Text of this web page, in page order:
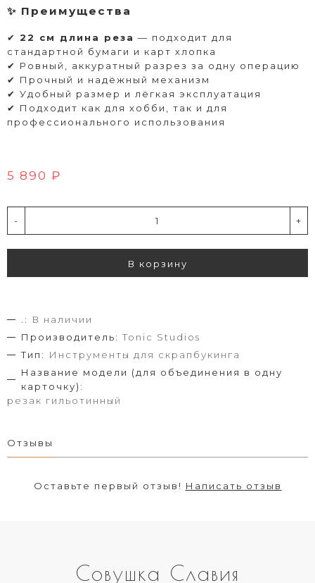
✨ Преимущества
✔ 22 см длина реза — подходит для
стандартной бумаги и карт хлопка
✔ Ровный, аккуратный разрез за одну операцию
✔ Прочный и надёжный механизм
✔ Удобный размер и лёгкая эксплуатация
✔ Подходит как для хобби, так и для
профессионального использования
5 890 ₽
- +
В корзину
.:
В наличии
Производитель: Tonic Studios
Тип:
Инструменты для скрапбукинга
Название модели (для объединения в одну
карточку):
резак гильотинный
Отзывы
Оставьте первый отзыв! Написать отзыв
Совушка Славия